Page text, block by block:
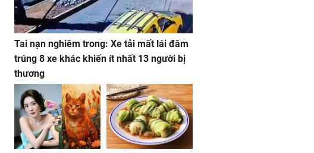
Tai nạn nghiêm trong: Xe tải mất lái đâm
trúng 8 xe khác khiến ít nhất 13 người bị
thương